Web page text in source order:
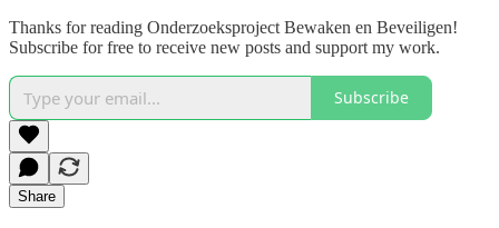
Thanks for reading Onderzoeksproject Bewaken en Beveiligen!
Subscribe for free to receive new posts and support my work.
Subscribe
Share